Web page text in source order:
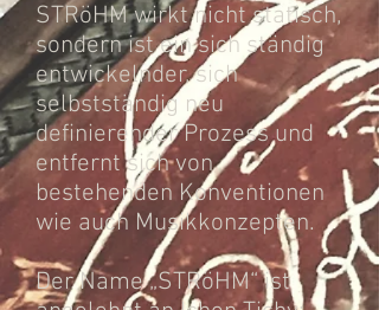
STRöHM wirkt nicht statisch,
sondern ist ein sich ständig
entwickelnder, sich
selbstständig neu
definierender Prozess und
entfernt sich von
bestehenden Konventionen
wie auch Musikkonzepten.
Der Name „STRöHM“ ist